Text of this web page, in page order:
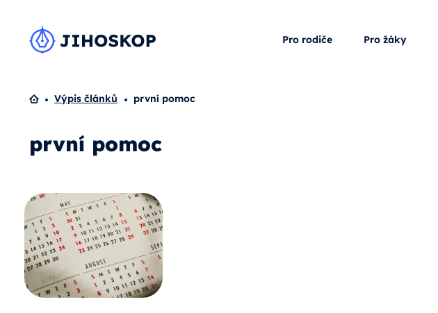
Pro rodiče Pro žáky
Domů
Výpis článků první pomoc
první pomoc